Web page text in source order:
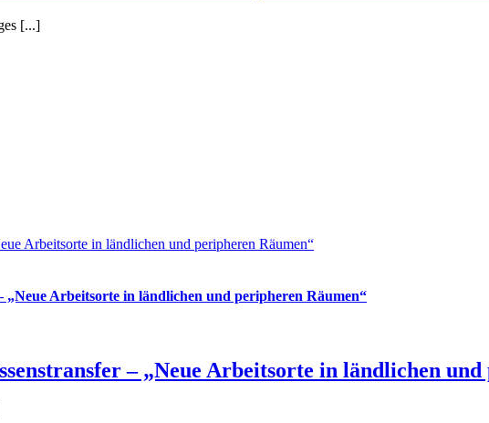
[...]
Arbeitsorte in ländlichen und peripheren Räumen“
Arbeitsorte in ländlichen und peripheren Räumen“
– „Neue Arbeitsorte in ländlichen und